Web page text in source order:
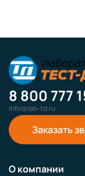
8 800 777
info@lab-td.ru
Заказать
О компании